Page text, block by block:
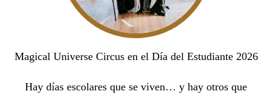
Magical Universe Circus en el Día del Estudiante 2026
Hay días escolares que se viven… y hay otros que